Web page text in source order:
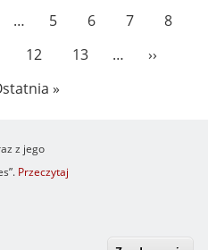
… Page
5 Page
6 Page
7 Page
8
Page
12 Page
13 …
››
»
z jego
Przeczytaj